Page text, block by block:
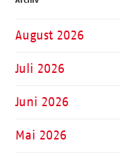
August 2026
Juli 2026
Juni 2026
Mai 2026